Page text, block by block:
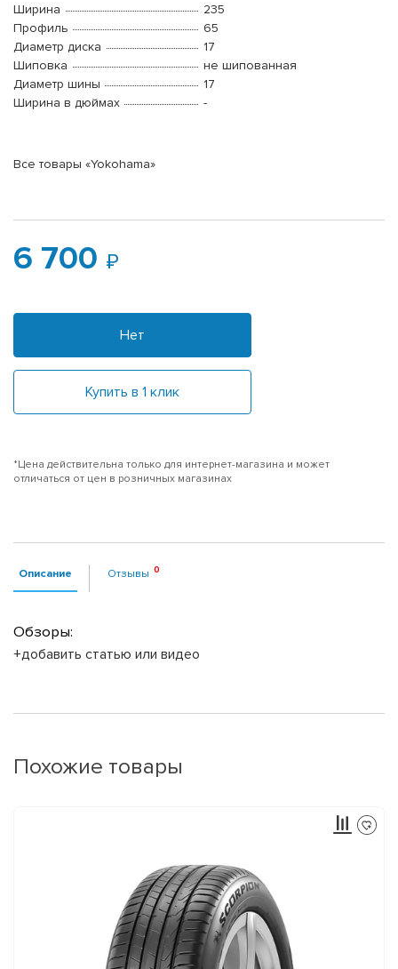
Ширина
235
Профиль
65
Диаметр диска
17
Шиповка
не шипованная
Диаметр шины
17
Ширина в дюймах
-
Все товары «Yokohama»
6 700
Нет
Купить в 1 клик
*Цена действительна только для интернет-магазина и может
отличаться от цен в розничных магазинах
Описание Отзывы
Обзоры:
+добавить статью или видео
Похожие товары